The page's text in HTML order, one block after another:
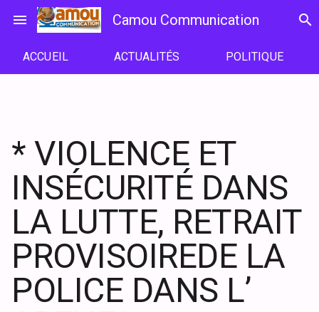
menu Camou Communication search
ACCUEIL ACTUALITÉS POLITIQUE
* VIOLENCE ET
INSÉCURITÉ DANS
LA LUTTE, RETRAIT
PROVISOIREDE LA
POLICE DANS L’